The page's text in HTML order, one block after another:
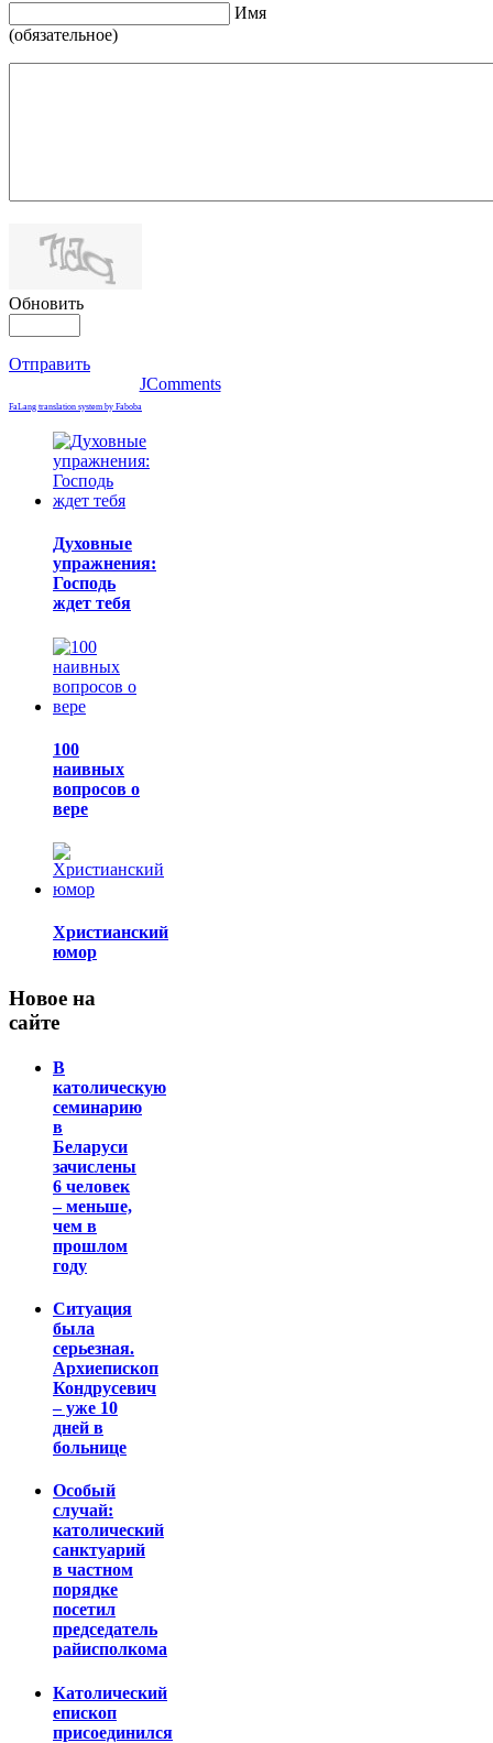
Имя
(обязательное)
Обновить
Отправить
JComments
FaLang translation system by Faboba
Духовные
упражнения:
Господь
ждет тебя
100
наивных
вопросов о
вере
Христианский
юмор
Новое на
сайте
В
католическую
семинарию
в
Беларуси
зачислены
6 человек
– меньше,
чем в
прошлом
году
Ситуация
была
серьезная.
Архиепископ
Кондрусевич
– уже 10
дней в
больнице
Особый
случай:
католический
санктуарий
в частном
порядке
посетил
председатель
райисполкома
Католический
епископ
присоединился